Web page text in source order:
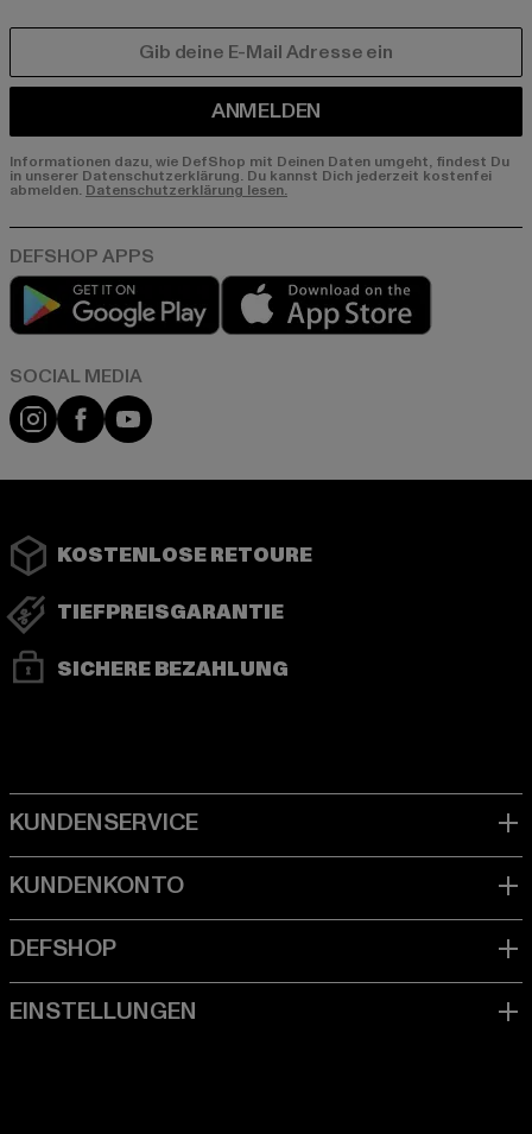
ANMELDEN
Informationen dazu, wie DefShop mit Deinen Daten umgeht, findest Du
in unserer Datenschutzerklärung. Du kannst Dich jederzeit kostenfei
abmelden. Datenschutzerklärung lesen.
Play market
Instagram
FacebookYouTube
KOSTENLOSE RETOURE
TIEFPREISGARANTIE
SICHERE BEZAHLUNG